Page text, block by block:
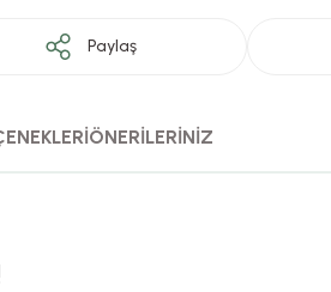
Paylaş
ÖNERİLERİNİZ